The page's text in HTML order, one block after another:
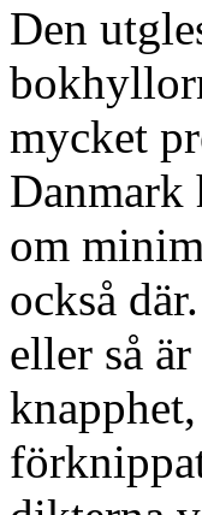
Den
mycket
Danmark
om
också
eller så